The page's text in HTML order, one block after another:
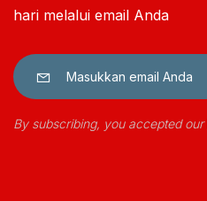
hari melalui email Anda
By subscribing, you accepted our